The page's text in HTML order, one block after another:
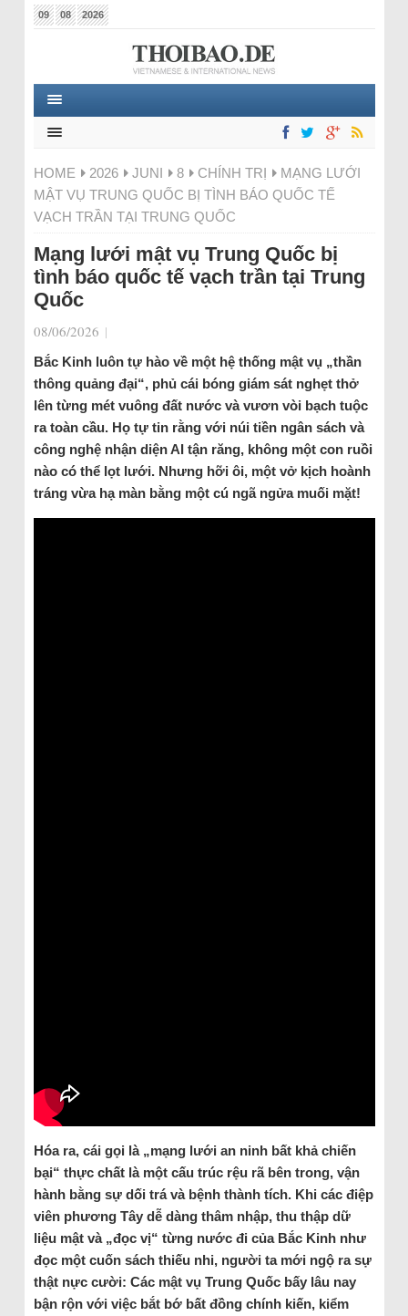
09 08 2026
HOME 2026 JUNI 8 CHÍNH TRỊ
MẠNG LƯỚI
MẬT VỤ TRUNG QUỐC BỊ TÌNH BÁO QUỐC TẾ
VẠCH TRẦN TẠI TRUNG QUỐC
Mạng lưới mật vụ Trung Quốc bị
tình báo quốc tế vạch trần tại Trung
Quốc
08/06/2026 |
Bắc Kinh luôn tự hào về một hệ thống mật vụ „thần
thông quảng đại“, phủ cái bóng giám sát nghẹt thở
lên từng mét vuông đất nước và vươn vòi bạch tuộc
ra toàn cầu. Họ tự tin rằng với núi tiền ngân sách và
công nghệ nhận diện AI tận răng, không một con ruồi
nào có thể lọt lưới. Nhưng hỡi ôi, một vở kịch hoành
tráng vừa hạ màn bằng một cú ngã ngửa muối mặt!
Hóa ra, cái gọi là „mạng lưới an ninh bất khả chiến
bại“ thực chất là một cấu trúc rệu rã bên trong, vận
hành bằng sự dối trá và bệnh thành tích. Khi các điệp
viên phương Tây dễ dàng thâm nhập, thu thập dữ
liệu mật và „đọc vị“ từng nước đi của Bắc Kinh như
đọc một cuốn sách thiếu nhi, người ta mới ngộ ra sự
thật nực cười: Các mật vụ Trung Quốc bấy lâu nay
bận rộn với việc bắt bớ bất đồng chính kiến, kiểm